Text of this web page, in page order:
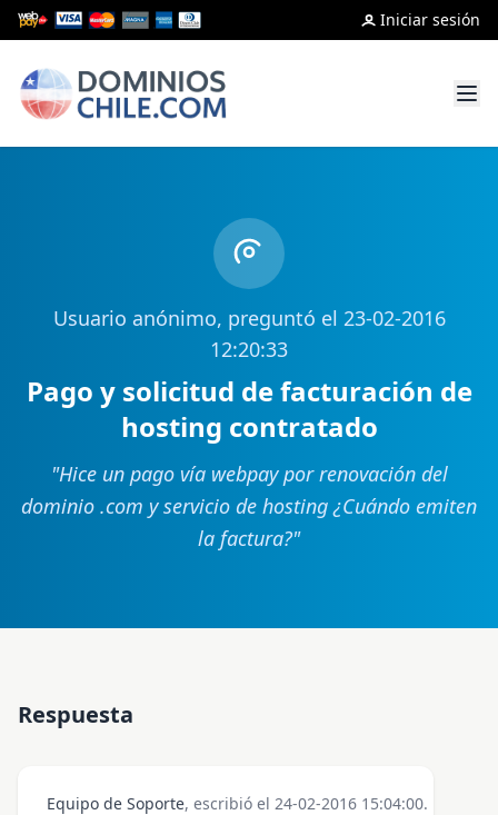
Iniciar sesión
Usuario anónimo, preguntó el 23-02-2016
12:20:33
Pago y solicitud de facturación de
hosting contratado
"Hice un pago vía webpay por renovación del
dominio .com y servicio de hosting ¿Cuándo emiten
la factura?"
Respuesta
Equipo de Soporte, escribió el 24-02-2016 15:04:00.